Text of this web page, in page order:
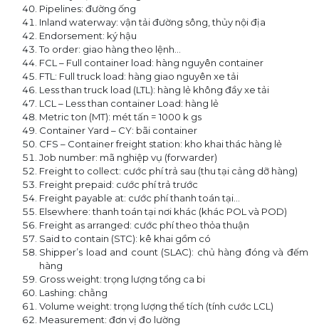
Pipelines: đường ống
Inland waterway: vận tải đường sông, thủy nội địa
Endorsement: ký hậu
To order: giao hàng theo lệnh…
FCL – Full container load: hàng nguyên container
FTL: Full truck load: hàng giao nguyên xe tải
Less than truck load (LTL): hàng lẻ không đầy xe tải
LCL – Less than container Load: hàng lẻ
Metric ton (MT): mét tấn = 1000 k gs
Container Yard – CY: bãi container
CFS – Container freight station: kho khai thác hàng lẻ
Job number: mã nghiệp vụ (forwarder)
Freight to collect: cước phí trả sau (thu tại cảng dỡ hàng)
Freight prepaid: cước phí trả trước
Freight payable at: cước phí thanh toán tại…
Elsewhere: thanh toán tại nơi khác (khác POL và POD)
Freight as arranged: cước phí theo thỏa thuận
Said to contain (STC): kê khai gồm có
Shipper’s load and count (SLAC): chủ hàng đóng và đếm
hàng
Gross weight: trọng lượng tổng ca bi
Lashing: chằng
Volume weight: trọng lượng thể tích (tính cước LCL)
Measurement: đơn vị đo lường